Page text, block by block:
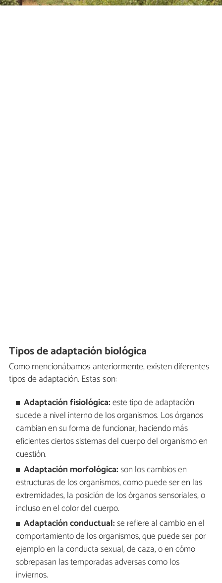
Tipos de adaptación biológica
Como mencionábamos anteriormente, existen diferentes
tipos de adaptación. Estas son:
Adaptación fisiológica:este tipo de adaptación
sucede a nivel interno de los organismos. Los órganos
cambian en su forma de funcionar, haciendo más
eficientes ciertos sistemas del cuerpo del organismo en
cuestión.
Adaptación morfológica:son los cambios en
estructuras de los organismos, como puede ser en las
extremidades, la posición de los órganos sensoriales, o
incluso en el color del cuerpo.
Adaptación conductual:se refiere al cambio en el
comportamiento de los organismos, que puede ser por
ejemplo en la conducta sexual, de caza, o en cómo
sobrepasan las temporadas adversas como los
inviernos.